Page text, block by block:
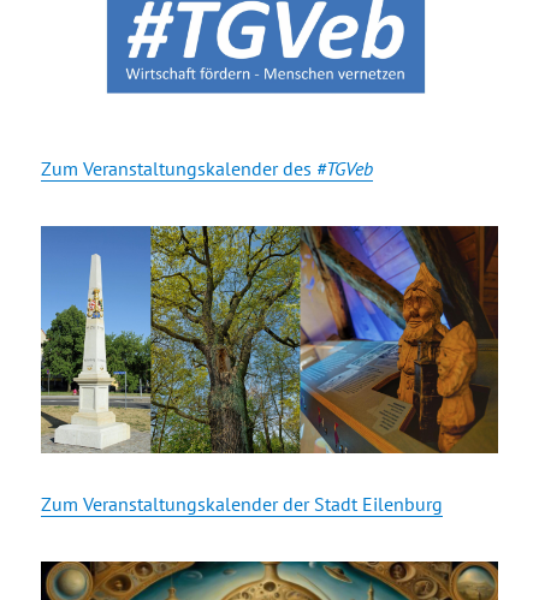
Zum Veranstaltungskalender des #TGVeb
Zum Veranstaltungskalender der Stadt Eilenburg